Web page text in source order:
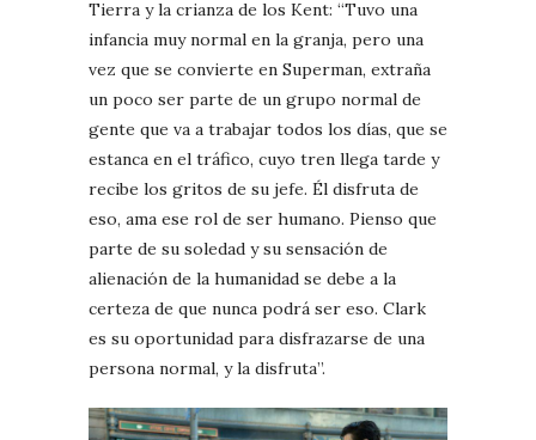
Tierra y la crianza de los Kent: “Tuvo una
infancia muy normal en la granja, pero una
vez que se convierte en Superman, extraña
un poco ser parte de un grupo normal de
gente que va a trabajar todos los días, que se
estanca en el tráfico, cuyo tren llega tarde y
recibe los gritos de su jefe. Él disfruta de
eso, ama ese rol de ser humano. Pienso que
parte de su soledad y su sensación de
alienación de la humanidad se debe a la
certeza de que nunca podrá ser eso. Clark
es su oportunidad para disfrazarse de una
persona normal, y la disfruta”.